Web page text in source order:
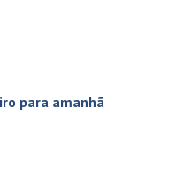
para amanhã